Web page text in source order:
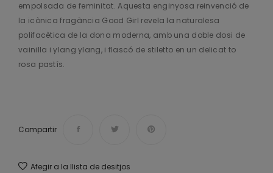
empolsada de feminitat. Aquesta enginyosa reinvenció de
la icònica fragància Good Girl revela la naturalesa
polifacètica de la dona moderna, amb una doble dosi de
vainilla i ylang ylang, i flascó de stiletto en un delicat to
rosa pastís.
Compartir
Afegir a la llista de desitjos